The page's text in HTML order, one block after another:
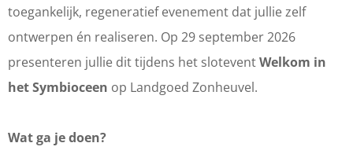
n
e
e
n
c
e
e
n
c
e
e
n
toegankelijk, regeneratief evenement dat jullie zelf
ontwerpen én realiseren. Op 29 september 2026
presenteren jullie dit tijdens het sloteventWelkom in
het Symbioceen op Landgoed Zonheuvel.
Wat ga je doen?